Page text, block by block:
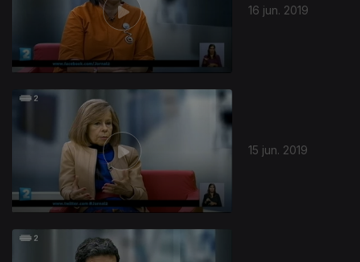
16 jun. 2019
15 jun. 2019